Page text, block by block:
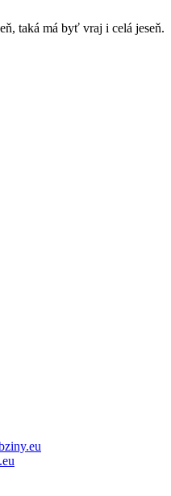
taká má byť vraj i celá jeseň.